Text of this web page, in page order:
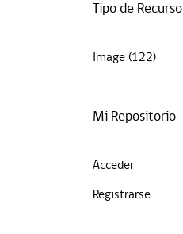
Tipo de Recurso
Image (122)
Mi Repositorio
Acceder
Registrarse